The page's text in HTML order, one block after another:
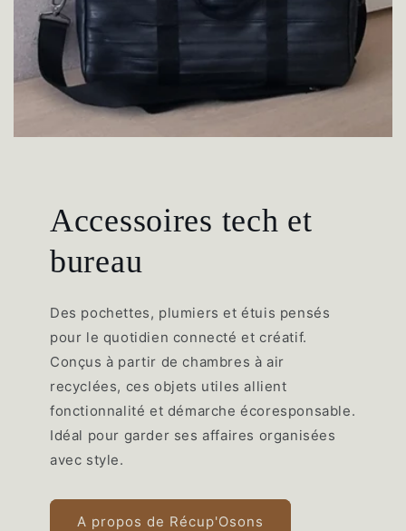
Accessoires tech et
bureau
Des pochettes, plumiers et étuis pensés
pour le quotidien connecté et créatif.
Conçus à partir de chambres à air
recyclées, ces objets utiles allient
fonctionnalité et démarche écoresponsable.
Idéal pour garder ses affaires organisées
avec style.
A propos de Récup'Osons